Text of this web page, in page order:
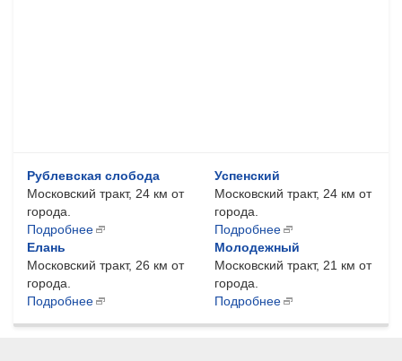
Рублевская слобода
Московский тракт, 24 км от
города.
Подробнее
Успенский
Московский тракт, 24 км от
города.
Подробнее
Елань
Московский тракт, 26 км от
города.
Подробнее
Молодежный
Московский тракт, 21 км от
города.
Подробнее